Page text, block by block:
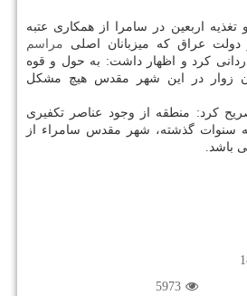
اربعین در سامرا از همكاری عتبه
عراق كه میزبانان اصلی مراسم
كرد و اظهار داشت: به حول و قوه
زوار در این شهر مقدس هیچ مشكل
كرد: منطقه از وجود عناصر تكفیری
سنوات گذشته، شهر مقدس سامراء از
باشد.
5973